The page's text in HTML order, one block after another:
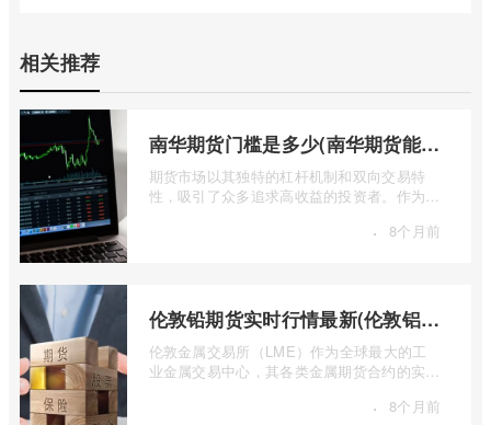
相关推荐
南华期货门槛是多少(南华期货能做国际期货吗)
期货市场以其独特的杠杆机制和双向交易特
性，吸引了众多追求高收益的投资者。作为中
· 8个月前
伦敦铅期货实时行情最新(伦敦铝锡期货实时行情)
伦敦金属交易所（LME）作为全球最大的工
业金属交易中心，其各类金属期货合约的实时
· 8个月前